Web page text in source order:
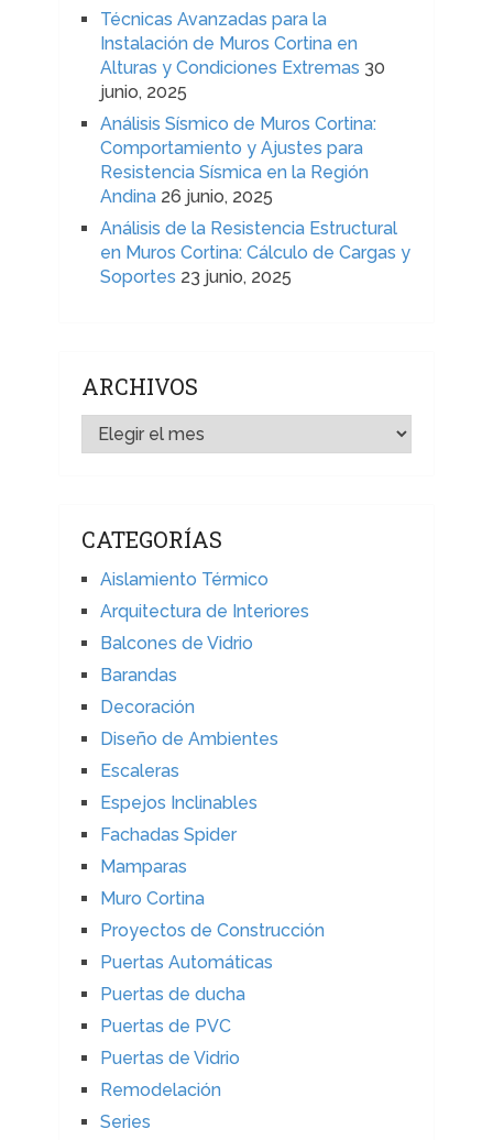
Técnicas Avanzadas para la
Instalación de Muros Cortina en
Alturas y Condiciones Extremas 30
junio, 2025
Análisis Sísmico de Muros Cortina:
Comportamiento y Ajustes para
Resistencia Sísmica en la Región
Andina 26 junio, 2025
Análisis de la Resistencia Estructural
en Muros Cortina: Cálculo de Cargas y
Soportes 23 junio, 2025
ARCHIVOS
ARCHIVOS
CATEGORÍAS
Aislamiento Térmico
Arquitectura de Interiores
Balcones de Vidrio
Barandas
Decoración
Diseño de Ambientes
Escaleras
Espejos Inclinables
Fachadas Spider
Mamparas
Muro Cortina
Proyectos de Construcción
Puertas Automáticas
Puertas de ducha
Puertas de PVC
Puertas de Vidrio
Remodelación
Series